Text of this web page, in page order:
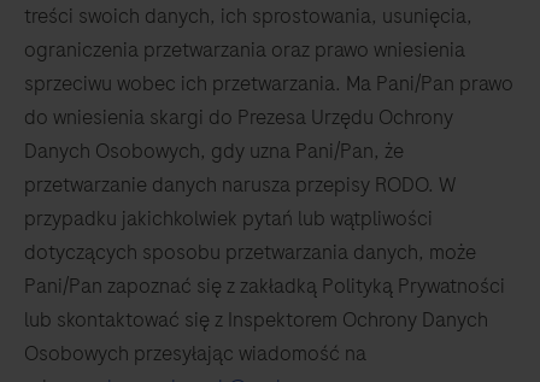
treści swoich danych, ich sprostowania, usunięcia,
ograniczenia przetwarzania oraz prawo wniesienia
sprzeciwu wobec ich przetwarzania. Ma Pani/Pan prawo
do wniesienia skargi do Prezesa Urzędu Ochrony
Danych Osobowych, gdy uzna Pani/Pan, że
przetwarzanie danych narusza przepisy RODO. W
przypadku jakichkolwiek pytań lub wątpliwości
dotyczących sposobu przetwarzania danych, może
Pani/Pan zapoznać się z zakładką Polityką Prywatności
lub skontaktować się z Inspektorem Ochrony Danych
Osobowych przesyłając wiadomość na